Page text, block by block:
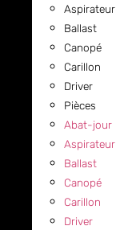
Aspirateur
Ballast
Canopé
Carillon
Driver
Pièces
Abat-jour
Aspirateur
Ballast
Canopé
Carillon
Driver